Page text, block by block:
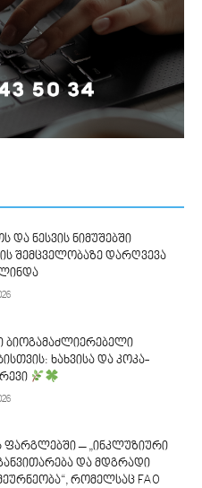
და ნესვის ნიმუშებში
შემცველობაზე დარღვევა
ბიოგამაძლიერებელი
ხახვისა და კოკა-
ფარგლებში – „ინკლუზიური
და მდგრადი
რომელსაც FAO